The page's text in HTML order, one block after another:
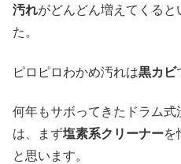
汚れがどんどん増えてくる
た。
ピロピロわかめ汚れは黒カビ
何年もサボってきたドラム
は、まず塩素系クリーナーを
と思います。